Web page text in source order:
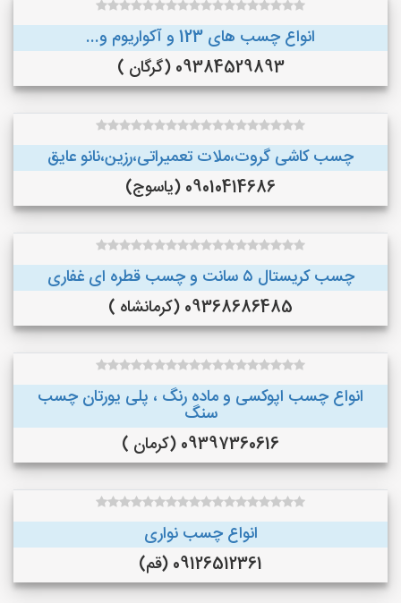
انواع چسب های 123 و آکواریوم و...
09384529893 (گرگان )
چسب کاشی گروت،ملات تعمیراتی،رزین،نانو عایق
09010414686 (یاسوج)
چسب کریستال ۵ سانت و چسب قطره ای غفاری
09368686485 (کرمانشاه )
انواع چسب اپوکسی و ماده رنگ ، پلی یورتان چسب
سنگ
09397360616 (کرمان )
انواع چسب نواری
09126512361 (قم)